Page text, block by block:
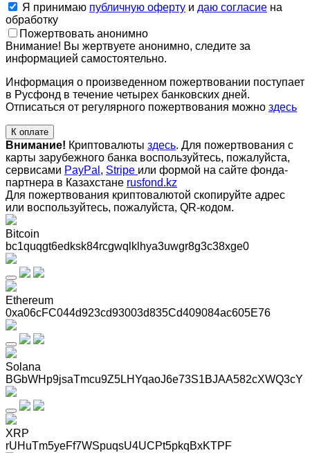
Я принимаю публичную оферту и даю согласие на
обработку
Пожертвовать анонимно
Внимание! Вы жертвуете анонимно, следите за
информацией самостоятельно.
Информация о произведенном пожертвовании поступает
в Русфонд в течение четырех банковских дней.
Отписаться от регулярного пожертвования можно здесь
К оплате
Внимание! Криптовалюты здесь. Для пожертвования с
карты зарубежного банка воспользуйтесь, пожалуйста,
сервисами PayPal , Stripe или формой на сайте фонда-
партнера в Казахстане rusfond.kz
Для пожертвования криптовалютой скопируйте адрес
или воспользуйтесь, пожалуйста, QR-кодом.
Bitcoin
bc1quqgt6edksk84rcgwqlklhya3uwgr8g3c38xge0
Ethereum
0xa06cFC044d923cd93003d835Cd409084ac605E76
Solana
BGbWHp9jsaTmcu9Z5LHYqaoJ6e73S1BJAA582cXWQ3cY
XRP
rUHuTm5yeFf7WSpuqsU4UCPt5pkqBxKTPF